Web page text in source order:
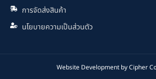
การจัดส่งสินค้า
นโยบายความเป็นส่วนตัว
Website Development byCipher